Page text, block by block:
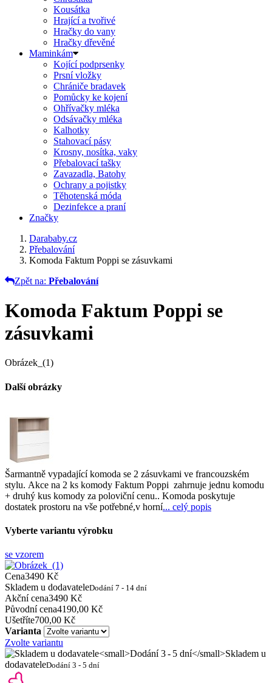
Kousátka
Hrající a tvořivé
Hračky do vany
Hračky dřevěné
Maminkám
Kojící podprsenky
Prsní vložky
Chrániče bradavek
Pomůcky ke kojení
Ohřívačky mléka
Odsávačky mléka
Kalhotky
Stahovací pásy
Krosny, nosítka, vaky
Přebalovací tašky
Zavazadla, Batohy
Ochrany a pojistky
Těhotenská móda
Dezinfekce a praní
Značky
Darababy.cz
Přebalování
Komoda Faktum Poppi se zásuvkami
Zpět na: Přebalování
Komoda Faktum Poppi se
zásuvkami
Obrázek_(1)
Další obrázky
Šarmantně vypadající komoda se 2 zásuvkami ve francouzském
stylu. Akce na 2 ks komody Faktum Poppi zahrnuje jednu komodu
+ druhý kus komody za poloviční cenu.. Komoda poskytuje
dostatek prostoru na vše potřebné,v horní... celý popis
Vyberte variantu výrobku
se vzorem
Cena3490 Kč
Skladem u dodavateleDodání 7 - 14 dní
Akční cena3490 Kč
Původní cena4190,00 Kč
Ušetříte700,00 Kč
Varianta
Zvolte variantu
Skladem u
dodavateleDodání 3 - 5 dní